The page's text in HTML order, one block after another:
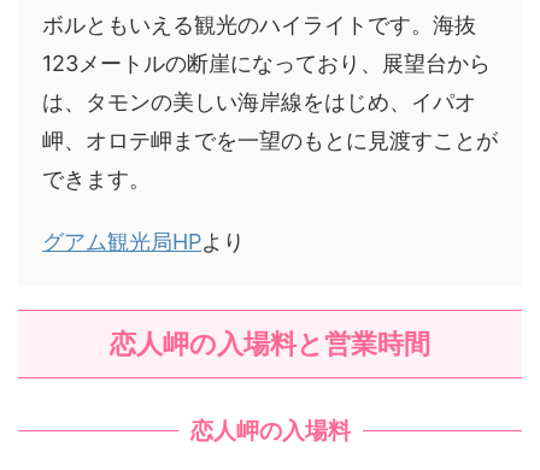
ボルともいえる観光のハイライトです。海抜
123メートルの断崖になっており、展望台から
は、タモンの美しい海岸線をはじめ、イパオ
岬、オロテ岬までを一望のもとに見渡すことが
できます。
グアム観光局HPより
恋人岬の入場料と営業時間
恋人岬の入場料